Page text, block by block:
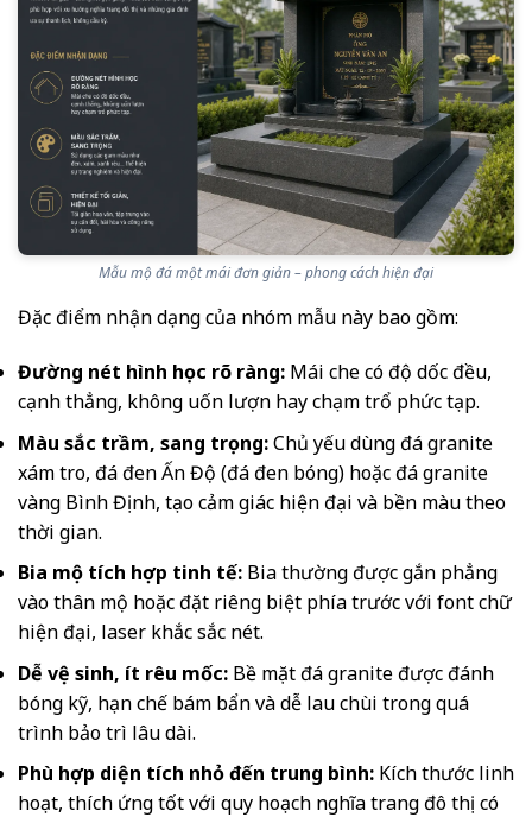
Mẫu mộ đá một mái đơn giản – phong cách hiện đại
Đặc điểm nhận dạng của nhóm mẫu này bao gồm:
Đường nét hình học rõ ràng: Mái che có độ dốc đều,
cạnh thẳng, không uốn lượn hay chạm trổ phức tạp.
Màu sắc trầm, sang trọng:Chủ yếu dùng đá granite
xám tro, đá đen Ấn Độ (đá đen bóng) hoặc đá granite
vàng Bình Định, tạo cảm giác hiện đại và bền màu theo
thời gian.
Bia mộ tích hợp tinh tế: Bia thường được gắn phẳng
vào thân mộ hoặc đặt riêng biệt phía trước với font chữ
hiện đại, laser khắc sắc nét.
Dễ vệ sinh, ít rêu mốc: Bề mặt đá granite được đánh
bóng kỹ, hạn chế bám bẩn và dễ lau chùi trong quá
trình bảo trì lâu dài.
Phù hợp diện tích nhỏ đến trung bình: Kích thước linh
hoạt, thích ứng tốt với quy hoạch nghĩa trang đô thị có